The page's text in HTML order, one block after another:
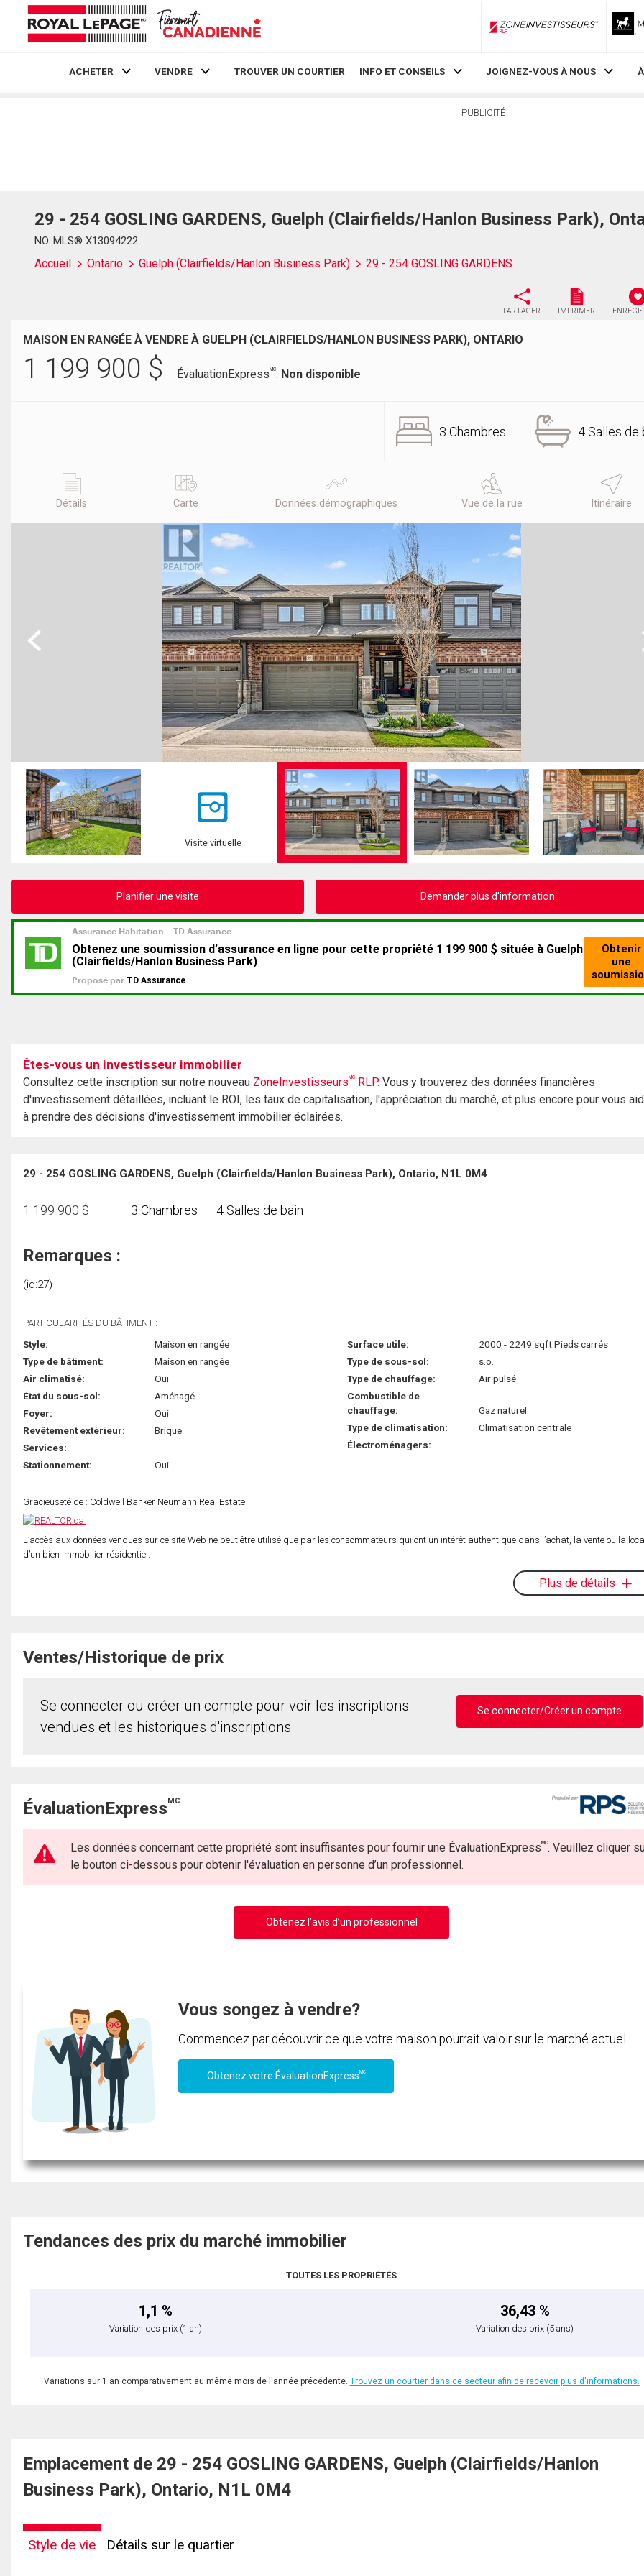
ZoneInvestisseurs RLP
ACHETER VENDRE TROUVER UN COURTIER INFO ET CONSEILS JOIGNEZ-VOUS À NOUS
PUBLICITÉ
29 - 254 GOSLING GARDENS, Guelph (Clairfields/Hanlon Business Park),
NO. MLS® X13094222
Accueil Ontario Guelph (Clairfields/Hanlon Business Park) 29 - 254 GOSLING GARDENS
PARTAGER IMPRIMER
MAISON EN RANGÉE À VENDRE À GUELPH (CLAIRFIELDS/HANLON BUSINESS PARK), ONTARIO
1 199 900 $ ÉvaluationExpressMC: Non disponible
3 Chambres 4 Salles de
Détails Carte Données démographiques Vue de la rue Itinéraire
Previous
Visite virtuelle
Planifier une visite Demander plus d'information
Êtes-vous un investisseur immobilier
Consultez cette inscription sur notre nouveau ZoneInvestisseursMC RLP. Vous y trouverez des données financières
d'investissement détaillées, incluant le ROI, les taux de capitalisation, l'appréciation du marché, et plus encore pour vous
à prendre des décisions d'investissement immobilier éclairées.
29 - 254 GOSLING GARDENS, Guelph (Clairfields/Hanlon Business Park), Ontario, N1L 0M4
1 199 900 $ 3 Chambres 4 Salles de bain
Remarques :
(id:27)
PARTICULARITÉS DU BÂTIMENT :
Style:
Maison en rangée
Type de bâtiment:
Maison en rangée
Air climatisé:
Oui
État du sous-sol:
Aménagé
Foyer:
Oui
Revêtement extérieur:
Brique
Services:
Stationnement:
Oui
Surface utile:
2000 - 2249 sqft Pieds carrés
Type de sous-sol:
s.o.
Type de chauffage:
Air pulsé
Combustible de
chauffage:
Gaz naturel
Type de climatisation:
Climatisation centrale
Électroménagers:
Gracieuseté de : Coldwell Banker Neumann Real Estate
L’accès aux données vendues sur ce site Web ne peut être utilisé que par les consommateurs qui ont un intérêt authentique dans l’achat, la vente ou la
d’un bien immobilier résidentiel.
Plus de détails
Ventes/Historique de prix
Se connecter ou créer un compte pour voir les inscriptions
vendues et les historiques d'inscriptions
Se connecter/Créer un compte
ÉvaluationExpress MC
Les données concernant cette propriété sont insuffisantes pour fournir une ÉvaluationExpressMC. Veuillez cliquer
le bouton ci-dessous pour obtenir l'évaluation en personne d’un professionnel.
Obtenez l’avis d’un professionnel
Vous songez à vendre?
Commencez par découvrir ce que votre maison pourrait valoir sur le marché actuel.
Obtenez votre ÉvaluationExpressMC
Tendances des prix du marché immobilier
TOUTES LES PROPRIÉTÉS
1,1 %
Variation des prix (1 an)
36,43 %
Variation des prix (5 ans)
Variations sur 1 an comparativement au même mois de l'année précédente. Trouvez un courtier dans ce secteur afin de recevoir plus d'informations.
Emplacement de 29 - 254 GOSLING GARDENS, Guelph (Clairfields/Hanlon
Business Park), Ontario, N1L 0M4
Style de vie Détails sur le quartier